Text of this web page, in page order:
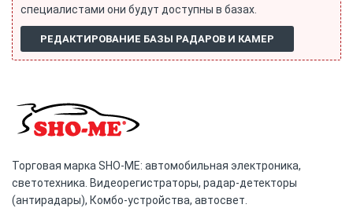
специалистами они будут доступны в базах.
РЕДАКТИРОВАНИЕ БАЗЫ РАДАРОВ И КАМЕР
Торговая марка SHO-ME: автомобильная электроника,
светотехника. Видеорегистраторы, радар-детекторы
(антирадары), Комбо-устройства, автосвет.